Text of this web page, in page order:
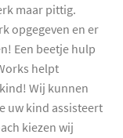
maar pittig.
opgegeven en er
Een beetje hulp
helpt
Wij kunnen
uw kind assisteert
kiezen wij